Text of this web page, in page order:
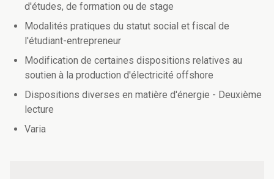
d'études, de formation ou de stage
Modalités pratiques du statut social et fiscal de
l'étudiant-entrepreneur
Modification de certaines dispositions relatives au
soutien à la production d'électricité offshore
Dispositions diverses en matière d'énergie - Deuxième
lecture
Varia